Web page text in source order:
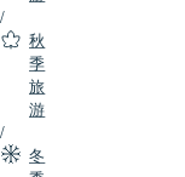
/
秋
季
旅
游
/
冬